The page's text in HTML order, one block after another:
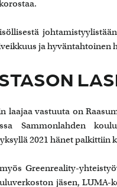
ja hyväntahtoinen
laajaa vastuuta on
Sammonlahden
2021 hänet palkittiin
Greenreality-
jäsen,